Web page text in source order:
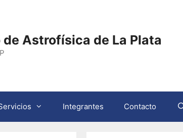
Astrofísica de La Plata
Integrantes Contacto